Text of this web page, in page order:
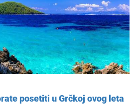
posetiti u Grčkoj ovog leta